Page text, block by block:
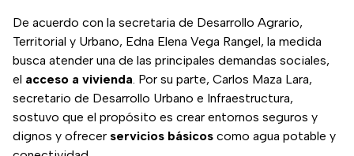
De acuerdo con la secretaria de Desarrollo Agrario,
Territorial y Urbano, Edna Elena Vega Rangel, la medida
busca atender una de las principales demandas sociales,
el acceso a vivienda. Por su parte, Carlos Maza Lara,
secretario de Desarrollo Urbano e Infraestructura,
sostuvo que el propósito es crear entornos seguros y
dignos y ofrecer servicios básicos como agua potable y